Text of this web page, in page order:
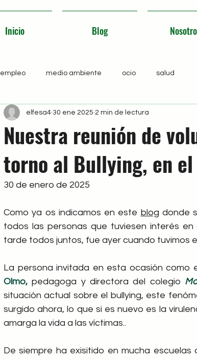
Inicio Blog
empleo medio ambiente ocio salud
Nuestra reunión de
torno al Bullying, en
elfesa4 30 ene 2025 2 min de lectura
30 de enero de 2025
Como ya os indicamos en este blog donde
todos las personas que tuviesen interés
tarde todos juntos, fue ayer cuando tuvimos
La persona invitada en esta ocasión como
Olmo, pedagoga y directora del colegio
situación actual sobre el bullying, este
surgido ahora, lo que si es nuevo es la
amarga la vida a las víctimas..
De siempre ha exisitido en mucha